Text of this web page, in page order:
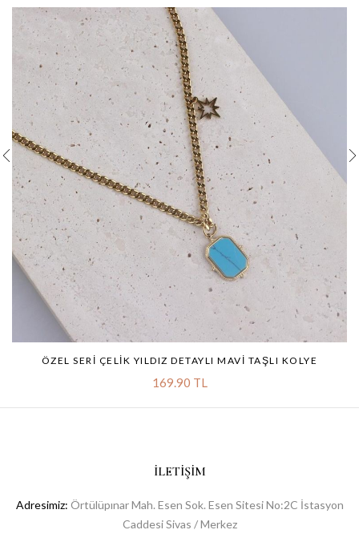
ÖZEL SERI ÇELIK YILDIZ DETAYLI MAVI TAŞLI KOLYE
169.90 TL
İLETIŞIM
Adresimiz: Örtülüpınar Mah. Esen Sok. Esen Sitesi No:2C İstasyon
Caddesi Sivas / Merkez